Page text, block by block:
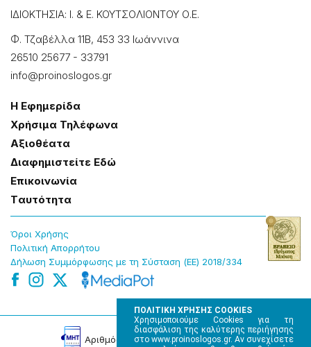
ΠΟΛΙΤΙΚΗ ΧΡΗΣΗΣ COOKIES
Χρησιμοποιούμε Cookies για τη
διασφάλιση της καλύτερης περιήγησης
στο www.proinoslogos.gr. Αν συνεχίσετε
ΙΔΙΟΚΤΗΣΙΑ: Ι. & Ε. ΚΟΥΤΣΟΛΙΟΝΤΟΥ Ο.Ε.
Φ. Τζαβέλλα 11Β, 453 33 Ιωάννɩνα
26510 25677 - 33791
info@proinoslogos.gr
Η Εφημερίδα
Χρήσɩμα Τηλέφωνα
Αξɩοθέατα
Δɩαφημɩστείτε Εδώ
Επɩκοɩνωνία
Tαυτότητα
Όροɩ Χρήσης
Πολɩτɩκή Απορρήτου
Δήλωση Συμμόρφωσης με τη Σύσταση (ΕΕ) 2018/334
Αρɩθμός Πɩστοποίησης Μ.Η.Τ. 220242